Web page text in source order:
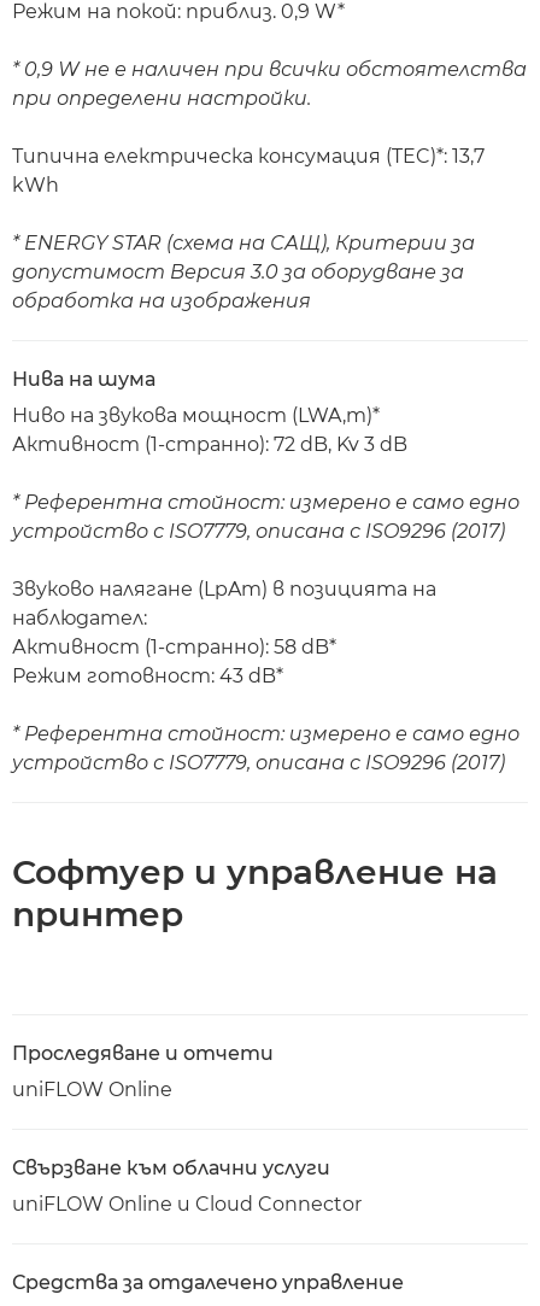
Режим на покой: приблиз. 0,9 W*
* 0,9 W не е наличен при всички обстоятелства
при определени настройки.
Типична електрическа консумация (TEC)*: 13,7
kWh
* ENERGY STAR (схема на САЩ), Критерии за
допустимост Версия 3.0 за оборудване за
обработка на изображения
Нива на шума
Ниво на звукова мощност (LWA,m)*
Активност (1-странно): 72 dB, Kv 3 dB
* Референтна стойност: измерено е само едно
устройство с ISO7779, описана с ISO9296 (2017)
Звуково налягане (LpAm) в позицията на
наблюдател:
Активност (1-странно): 58 dB*
Режим готовност: 43 dB*
* Референтна стойност: измерено е само едно
устройство с ISO7779, описана с ISO9296 (2017)
Софтуер и управление на
принтер
Проследяване и отчети
uniFLOW Online
Свързване към облачни услуги
uniFLOW Online и Cloud Connector
Средства за отдалечено управление